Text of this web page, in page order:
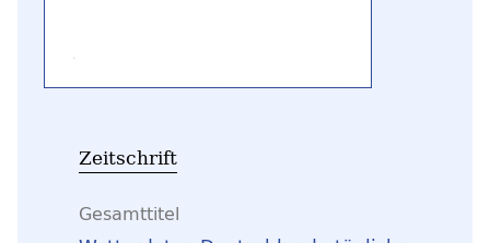
Zeitschrift
Gesamttitel